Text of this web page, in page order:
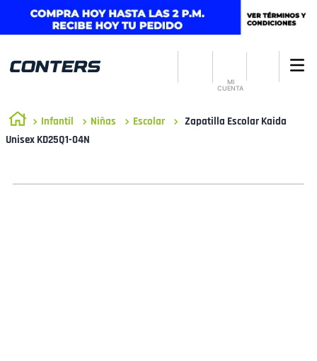
MI
CUENTA
Infantil Niñas Escolar
Zapatilla Escolar Kaida
Unisex KD25Q1-04N